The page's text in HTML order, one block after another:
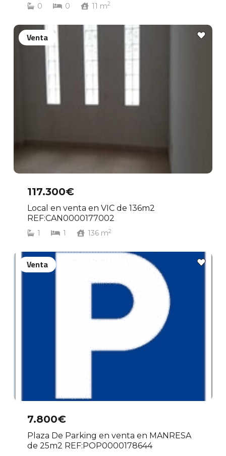
0 0 11 m2
117.300€
Local en venta en VIC de 136m2
REF:CAN0000177002
1 1 136m2
Venta
7.800€
Plaza De Parking en venta en MANRESA
de 25m2 REF:POP0000178644
Venta